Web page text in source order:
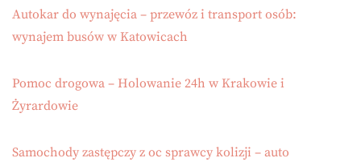
Autokar do wynajęcia – przewóz i transport osób:
wynajem busów w Katowicach
Pomoc drogowa – Holowanie 24h w Krakowie i
Żyrardowie
Samochody zastępczy z oc sprawcy kolizji – auto